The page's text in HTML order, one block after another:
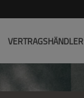
VERTRAGSHÄNDLER